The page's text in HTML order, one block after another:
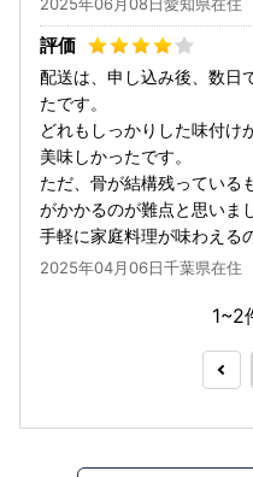
配送は、申し込み後、数日
たです。
どれもしっかりした味付け
美味しかったです。
ただ、骨が結構残っている
がかかるのが難点と思いま
手軽に家庭料理が味わえる
2025年04月06日千葉県在住
1~2